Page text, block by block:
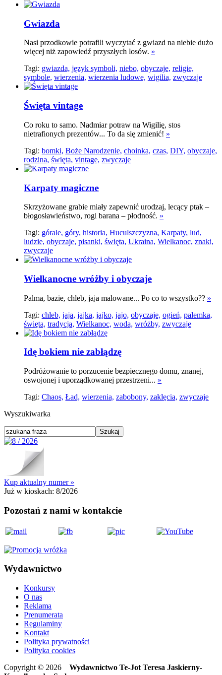
Gwiazda
Nasi przodkowie potrafili wyczytać z gwiazd na niebie dużo
więcej niż zapowiedź przyszłych losów. »
Tagi: gwiazda, język symboli, niebo, obyczaje, religie,
symbole, wierzenia, wierzenia ludowe, wigilia, zwyczaje
Święta vintage
Co roku to samo. Nadmiar potraw na Wigilię, stos
nietrafionych prezentów... To da się zmienić! »
Tagi: bomki, Boże Narodzenie, choinka, czas, DIY, obyczaje,
rodzina, święta, vintage, zwyczaje
Karpaty magiczne
Skrzyżowane grabie miały zapewnić urodzaj, lecący ptak –
błogosławieństwo, rogi barana – płodność. »
Tagi: górale, góry, historia, Huculszczyzna, Karpaty, lud,
ludzie, obyczaje, pisanki, święta, Ukraina, Wielkanoc, znaki,
zwyczaje
Wielkanocne wróżby i obyczaje
Palma, bazie, chleb, jaja malowane... Po co to wszystko?? »
Tagi: chleb, jaja, jajka, jajko, jajo, obyczaje, ogień, palemka,
święta, tradycja, Wielkanoc, woda, wróżby, zwyczaje
Idę bokiem nie zabłądzę
Podróżowanie to porzucenie bezpiecznego domu, znanej,
oswojonej i uporządkowanej przestrzeni... »
Tagi: Chaos, Ład, wierzenia, zabobony, zaklęcia, zwyczaje
Wyszukiwarka
Kup aktualny numer »
Już w kioskach: 8/2026
Pozostań z nami w kontakcie
Wydawnictwo
Konkursy
O nas
Reklama
Prenumerata
Regulaminy
Kontakt
Polityka prywatności
Polityka cookies
Copyright © 2026 Wydawnictwo Te-Jot Teresa Jaskierny-